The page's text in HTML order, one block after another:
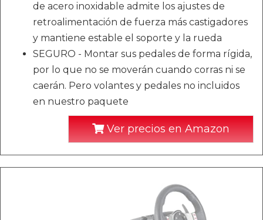
de acero inoxidable admite los ajustes de
retroalimentación de fuerza más castigadores
y mantiene estable el soporte y la rueda
SEGURO - Montar sus pedales de forma rígida,
por lo que no se moverán cuando corras ni se
caerán. Pero volantes y pedales no incluidos
en nuestro paquete
Ver precios en Amazon